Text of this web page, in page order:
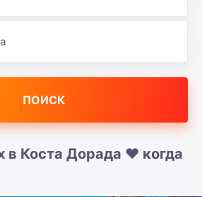
ПОИСК
в Коста Дорада ❤️ когда